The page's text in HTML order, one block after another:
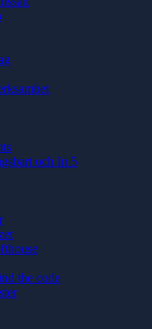
och In 5
the code